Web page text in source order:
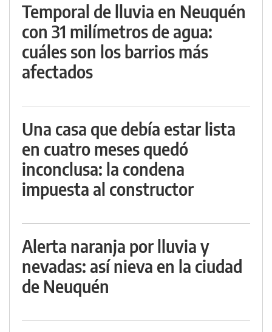
Temporal de lluvia en Neuquén
con 31 milímetros de agua:
cuáles son los barrios más
afectados
Una casa que debía estar lista
en cuatro meses quedó
inconclusa: la condena
impuesta al constructor
Alerta naranja por lluvia y
nevadas: así nieva en la ciudad
de Neuquén